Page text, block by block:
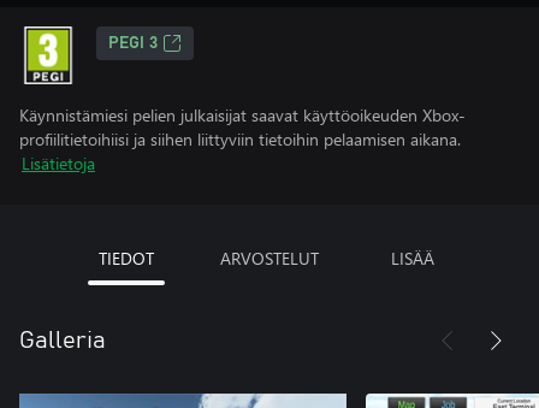
PEGI 3
Käynnistämiesi pelien julkaisijat saavat käyttöoikeuden Xbox-
profiilitietoihiisi ja siihen liittyviin tietoihin pelaamisen aikana.
Lisätietoja
TIEDOT ARVOSTELUT LISÄÄ
Galleria